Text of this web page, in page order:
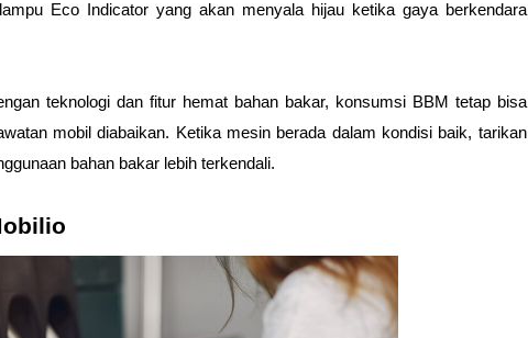
Eco Indicator yang akan menyala hijau ketika gaya berkendara
teknologi dan fitur hemat bahan bakar, konsumsi BBM tetap bisa
mobil diabaikan. Ketika mesin berada dalam kondisi baik, tarikan
bahan bakar lebih terkendali.